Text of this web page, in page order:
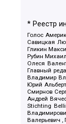
* Реестр
Голос
Савицкая
Гликин
Рубин
Олеся
Главный
Владимир
Юрий
Смирнов
Андрей
Stichting
Валерьевич ,